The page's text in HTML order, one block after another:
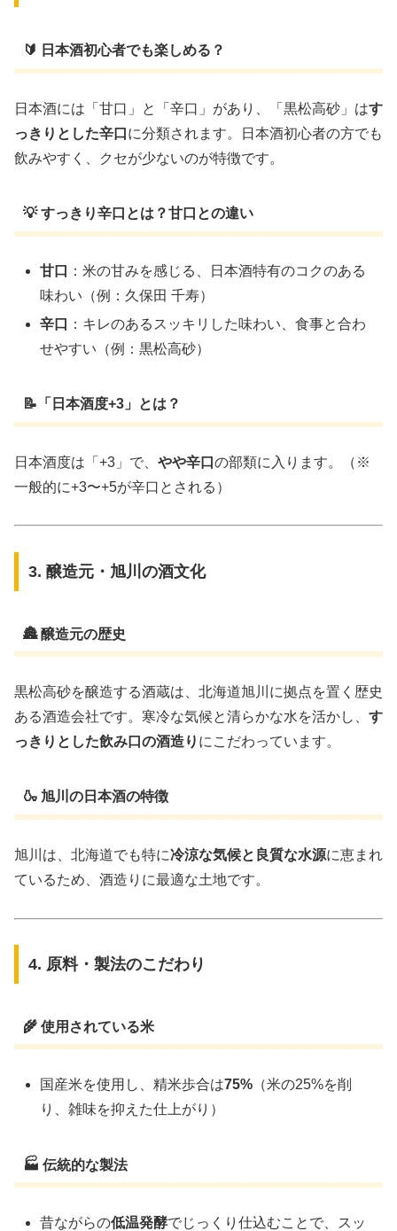
🔰 日本酒初心者でも楽しめる？
日本酒には「甘口」と「辛口」があり、「黒松高砂」はす
っきりとした辛口 に分類されます。日本酒初心者の方でも
飲みやすく、クセが少ないのが特徴です。
💡 すっきり辛口とは？甘口との違い
甘口
：米の甘みを感じる、日本酒特有のコクのある
味わい（例：久保田 千寿）
辛口
：キレのあるスッキリした味わい、食事と合わ
せやすい（例：黒松高砂）
📝「日本酒度+3」とは？
日本酒度は「+3」で、 やや辛口 の部類に入ります。（※
一般的に+3〜+5が辛口とされる）
3. 醸造元・旭川の酒文化
🏯 醸造元の歴史
黒松高砂を醸造する酒蔵は、北海道旭川に拠点を置く歴史
ある酒造会社です。寒冷な気候と清らかな水を活かし、 す
っきりとした飲み口の酒造り にこだわっています。
🍶 旭川の日本酒の特徴
旭川は、北海道でも特に冷涼な気候と良質な水源に恵まれ
ているため、酒造りに最適な土地です。
4. 原料・製法のこだわり
🌾 使用されている米
国産米を使用し、精米歩合は75% （米の25%を削
り、雑味を抑えた仕上がり）
🏭 伝統的な製法
昔ながらの低温発酵でじっくり仕込むことで、スッ